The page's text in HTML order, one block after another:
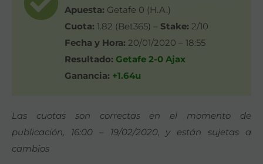
Apuesta: Getafe 0 (H.A.)
Cuota: 1.82 (Bet365) – Stake: 2/10
Fecha y Hora: 20/01/2020 – 18:55
Resultado: Getafe 2-0 Ajax
Ganancia: +1.64u
Las cuotas son correctas en el momento de
publicación, 16:00 – 19/02/2020, y están sujetas a
cambios